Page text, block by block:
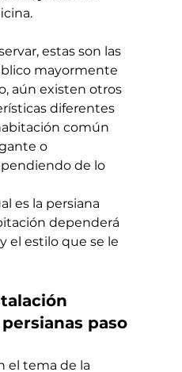
estas son las
mayormente
aún existen otros
diferentes
común
o
de lo
es la persiana
dependerá
el estilo que se le
paso
el tema de la